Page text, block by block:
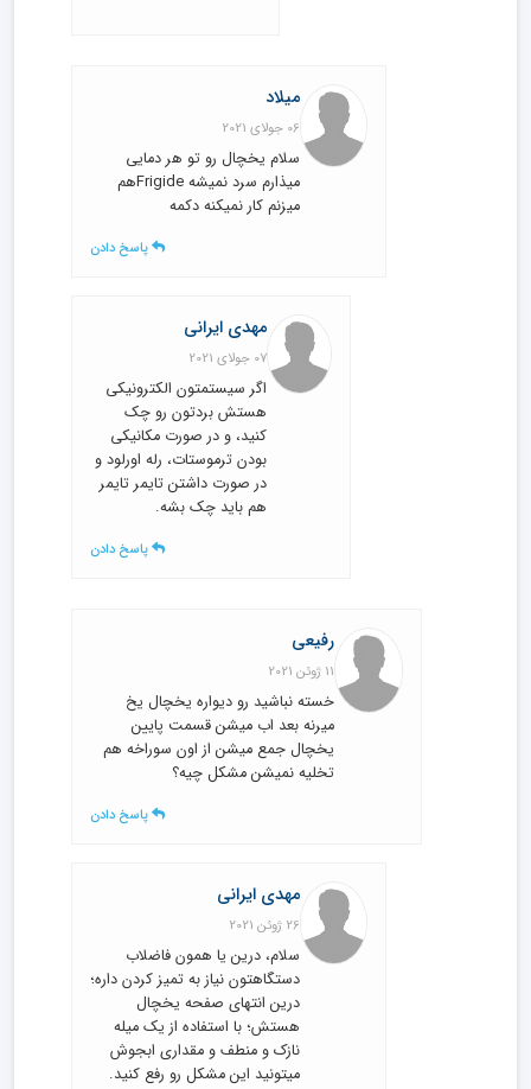
میلاد
06 جولای 2021
سلام یخچال رو تو هر دمایی
میذارم سرد نمیشه Frigideهم
میزنم کار نمیکنه دکمه
پاسخ دادن
مهدی ایرانی
07 جولای 2021
اگر سیستمتون الکترونیکی
هستش بردتون رو چک
کنید، و در صورت مکانیکی
بودن ترموستات، رله اورلود و
در صورت داشتن تایمر تایمر
هم باید چک بشه.
پاسخ دادن
رفیعی
11 ژوئن 2021
خسته نباشید رو دیواره یخچال یخ
میرنه بعد اب میشن قسمت پایین
یخچال جمع میشن از اون سوراخه هم
تخلیه نمیشن مشکل چیه؟
پاسخ دادن
مهدی ایرانی
26 ژوئن 2021
سلام، درین یا همون فاضلاب
دستگاهتون نیاز به تمیز کردن داره؛
درین انتهای صفحه یخچال
هستش؛ با استفاده از یک میله
نازک و منطف و مقداری ابجوش
میتونید این مشکل رو رفع کنید.